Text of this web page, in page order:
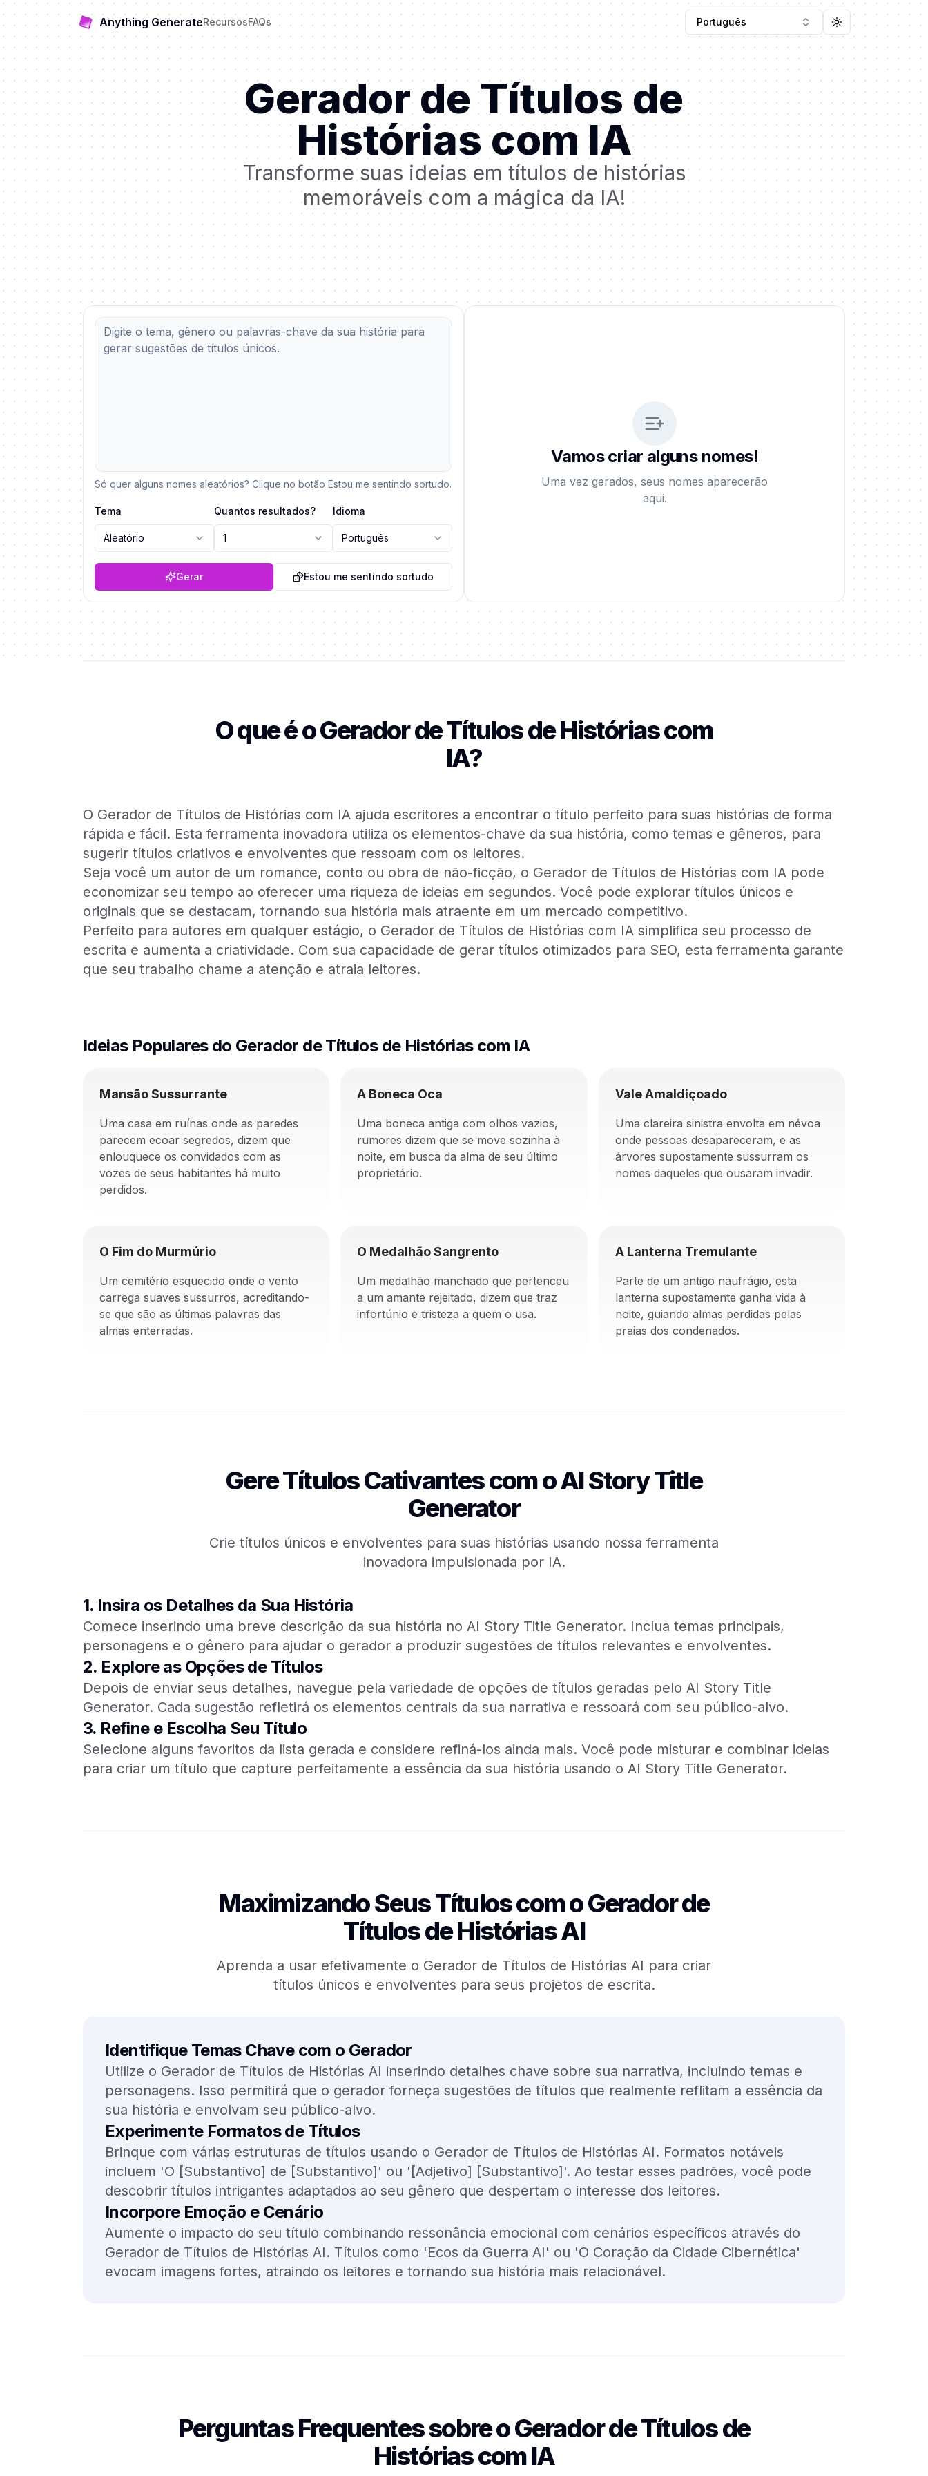
Anything GenerateRecursosFAQs Português Toggle theme
Gerador de Títulos de
Histórias com IA
Transforme suas ideias em títulos de histórias
memoráveis com a mágica da IA!
Só quer alguns nomes aleatórios? Clique no botão Estou me sentindo sortudo.
Tema
Aleatório
Quantos resultados?
1
Idioma
Português
Gerar Estou me sentindo sortudo
Vamos criar alguns nomes!
Uma vez gerados, seus nomes aparecerão
aqui.
O que é o Gerador de Títulos de Histórias com
IA?
O Gerador de Títulos de Histórias com IA ajuda escritores a encontrar o título perfeito para suas histórias de forma
rápida e fácil. Esta ferramenta inovadora utiliza os elementos-chave da sua história, como temas e gêneros, para
sugerir títulos criativos e envolventes que ressoam com os leitores.
Seja você um autor de um romance, conto ou obra de não-ficção, o Gerador de Títulos de Histórias com IA pode
economizar seu tempo ao oferecer uma riqueza de ideias em segundos. Você pode explorar títulos únicos e
originais que se destacam, tornando sua história mais atraente em um mercado competitivo.
Perfeito para autores em qualquer estágio, o Gerador de Títulos de Histórias com IA simplifica seu processo de
escrita e aumenta a criatividade. Com sua capacidade de gerar títulos otimizados para SEO, esta ferramenta garante
que seu trabalho chame a atenção e atraia leitores.
Ideias Populares do Gerador de Títulos de Histórias com IA
Mansão Sussurrante
Uma casa em ruínas onde as paredes
parecem ecoar segredos, dizem que
enlouquece os convidados com as
vozes de seus habitantes há muito
perdidos.
A Boneca Oca
Uma boneca antiga com olhos vazios,
rumores dizem que se move sozinha à
noite, em busca da alma de seu último
proprietário.
Vale Amaldiçoado
Uma clareira sinistra envolta em névoa
onde pessoas desapareceram, e as
árvores supostamente sussurram os
nomes daqueles que ousaram invadir.
O Fim do Murmúrio
Um cemitério esquecido onde o vento
carrega suaves sussurros, acreditando-
se que são as últimas palavras das
almas enterradas.
O Medalhão Sangrento
Um medalhão manchado que pertenceu
a um amante rejeitado, dizem que traz
infortúnio e tristeza a quem o usa.
A Lanterna Tremulante
Parte de um antigo naufrágio, esta
lanterna supostamente ganha vida à
noite, guiando almas perdidas pelas
praias dos condenados.
Gere Títulos Cativantes com o AI Story Title
Generator
Crie títulos únicos e envolventes para suas histórias usando nossa ferramenta
inovadora impulsionada por IA.
1. Insira os Detalhes da Sua História
Comece inserindo uma breve descrição da sua história no AI Story Title Generator. Inclua temas principais,
personagens e o gênero para ajudar o gerador a produzir sugestões de títulos relevantes e envolventes.
2. Explore as Opções de Títulos
Depois de enviar seus detalhes, navegue pela variedade de opções de títulos geradas pelo AI Story Title
Generator. Cada sugestão refletirá os elementos centrais da sua narrativa e ressoará com seu público-alvo.
3. Refine e Escolha Seu Título
Selecione alguns favoritos da lista gerada e considere refiná-los ainda mais. Você pode misturar e combinar ideias
para criar um título que capture perfeitamente a essência da sua história usando o AI Story Title Generator.
Maximizando Seus Títulos com o Gerador de
Títulos de Histórias AI
Aprenda a usar efetivamente o Gerador de Títulos de Histórias AI para criar
títulos únicos e envolventes para seus projetos de escrita.
Identifique Temas Chave com o Gerador
Utilize o Gerador de Títulos de Histórias AI inserindo detalhes chave sobre sua narrativa, incluindo temas e
personagens. Isso permitirá que o gerador forneça sugestões de títulos que realmente reflitam a essência da
sua história e envolvam seu público-alvo.
Experimente Formatos de Títulos
Brinque com várias estruturas de títulos usando o Gerador de Títulos de Histórias AI. Formatos notáveis
incluem 'O [Substantivo] de [Substantivo]' ou '[Adjetivo] [Substantivo]'. Ao testar esses padrões, você pode
descobrir títulos intrigantes adaptados ao seu gênero que despertam o interesse dos leitores.
Incorpore Emoção e Cenário
Aumente o impacto do seu título combinando ressonância emocional com cenários específicos através do
Gerador de Títulos de Histórias AI. Títulos como 'Ecos da Guerra AI' ou 'O Coração da Cidade Cibernética'
evocam imagens fortes, atraindo os leitores e tornando sua história mais relacionável.
Perguntas Frequentes sobre o Gerador de Títulos de
Histórias com IA